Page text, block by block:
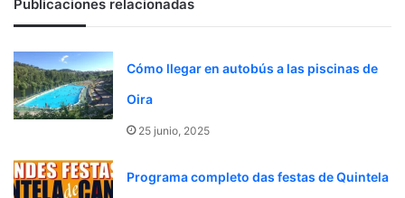
Publicaciones relacionadas
Cómo llegar en autobús a las piscinas de
Oira
25 junio, 2025
Programa completo das festas de Quintela